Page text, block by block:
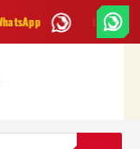
Envío GRATISen